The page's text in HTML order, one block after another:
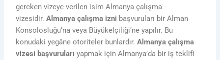
gereken vizeye verilen isim Almanya çalışma
vizesidir.Almanya çalışma izni başvuruları bir Alman
Konsolosluğu’na veya Büyükelçiliği’ne yapılır. Bu
konudaki yegâne otoriteler bunlardır.Almanya çalışma
vizesi başvuruları yapmak için Almanya’da bir iş teklifi